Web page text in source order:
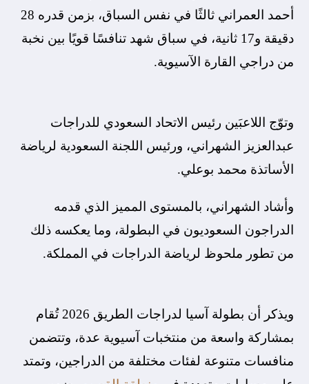
أحمد العمراني ثالثًا في نفس السباق، بزمن قدره 28
دقيقة و17 ثانية، في سباق شهد تنافسًا قويًا بين نخبة
من دراجي القارة الآسيوية.
وتوّج اللاعبَين رئيس الاتحاد السعودي للدراجات
عبدالعزيز الشهراني، ورئيس اللجنة السعودية لرياضة
الأساتذة محمد بوعلي.
وأشاد الشهراني، بالمستوى المميز الذي قدمه
الدراجون السعوديون في البطولة، وما يعكسه ذلك
من تطور ملحوظ لرياضة الدراجات في المملكة.
ويذكر أن بطولة آسيا لدراجات الطريق 2026 تُقام
بمشاركة واسعة من منتخبات آسيوية عدة، وتتضمن
منافسات متنوعة لفئات مختلفة من الدراجين، وتمتد